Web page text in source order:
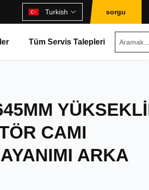
Turkish sorgu
Tüm Servis Talepleri
CAMI
ARKA